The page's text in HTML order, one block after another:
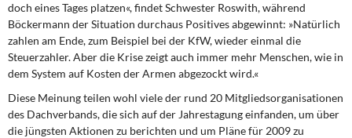
doch eines Tages platzen«, findet Schwester Roswith, während
Böckermann der Situation durchaus Positives abgewinnt: »Natürlich
zahlen am Ende, zum Beispiel bei der KfW, wieder einmal die
Steuerzahler. Aber die Krise zeigt auch immer mehr Menschen, wie in
dem System auf Kosten der Armen abgezockt wird.«
Diese Meinung teilen wohl viele der rund 20 Mitgliedsorganisationen
des Dachverbands, die sich auf der Jahrestagung einfanden, um über
die jüngsten Aktionen zu berichten und um Pläne für 2009 zu